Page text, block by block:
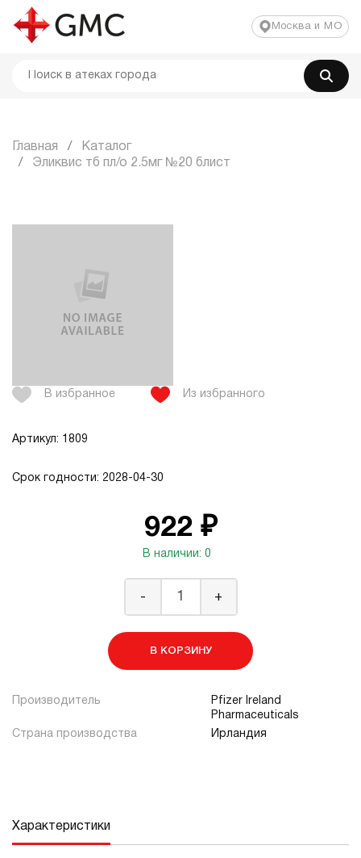
Москва и МО
Главная
Каталог
Эликвис тб пл/о 2.5мг №20 блист
В избранное Из избранного
Артикул: 1809
Срок годности: 2028-04-30
922 ₽
В наличии: 0
- +
В КОРЗИНУ
Производитель
Pfizer Ireland
Pharmaceuticals
Страна производства
Ирландия
Характеристики